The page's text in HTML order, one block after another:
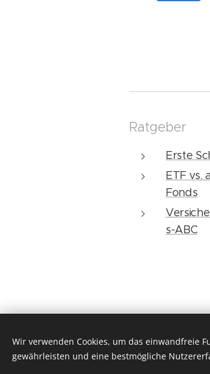
Ratgeber
Erste
ETF vs.
Fonds
s-ABC
Wir verwenden Cookies, um das einwandfreie
gewährleisten und eine bestmögliche